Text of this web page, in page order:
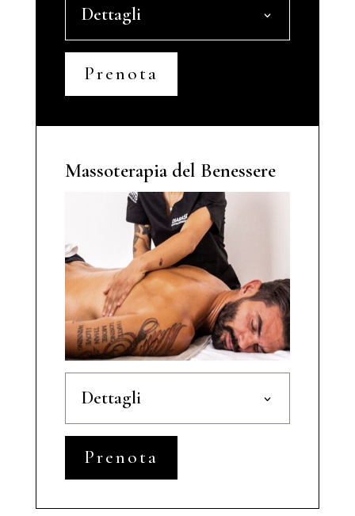
Dettagli
Prenota
Massoterapia del Benessere
Dettagli
Prenota